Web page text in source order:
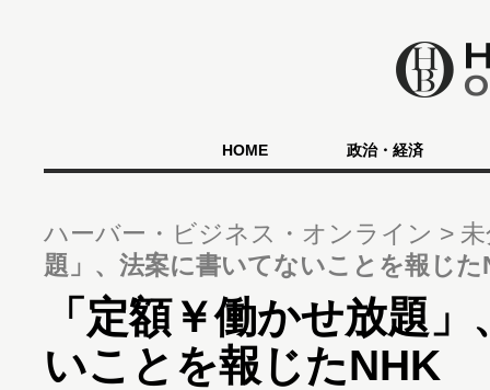
HOME 政治・経済
ハーバー・ビジネス・オンライン
題」、法案に書いてないことを報じた
「定額￥働かせ放題
いことを報じたNHK